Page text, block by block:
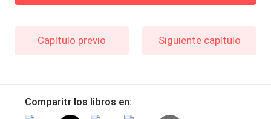
Capítulo previo Siguiente capítulo
Comparitr los libros en: